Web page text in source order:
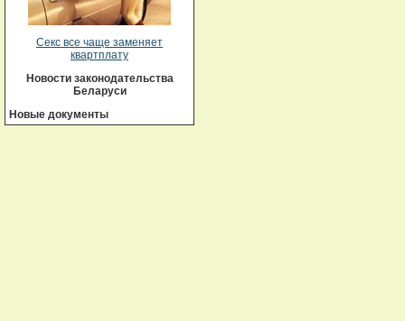
Секс все чаще заменяет
квартплату
Новости законодательства
Беларуси
Новые документы